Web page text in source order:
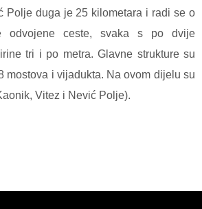
Polje duga je 25 kilometara i radi se o
odvojene ceste, svaka s po dvije
tri i po metra. Glavne strukture su
mostova i vijadukta. Na ovom dijelu su
Vitez i Nević Polje).